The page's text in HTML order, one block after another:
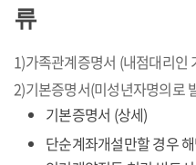
류
1)가족관계증명서 (내점대리인
2)기본증명서(미성년자명의로
기본증명서 (상세)
단순계좌개설만할 경우